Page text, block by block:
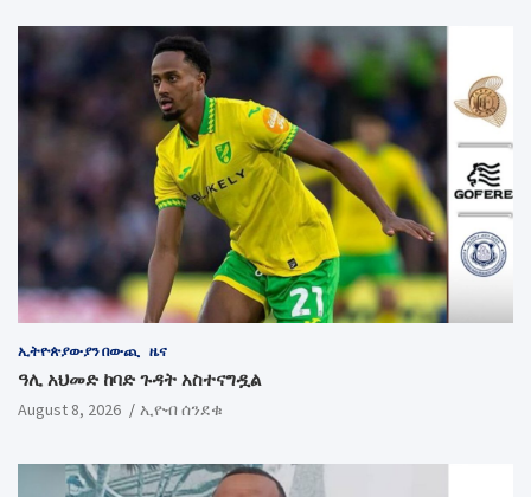
ኢትዮጵያውያን በውጪ ዜና
ዓሊ አህመድ ከባድ ጉዳት አስተናግዷል
August 8, 2026 ኢዮብ ሰንደቁ